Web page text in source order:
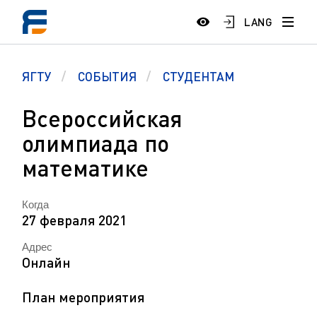
LANG
ЯГТУ СОБЫТИЯ СТУДЕНТАМ
Всероссийская
олимпиада по
математике
Когда
27 февраля 2021
Адрес
Онлайн
План мероприятия